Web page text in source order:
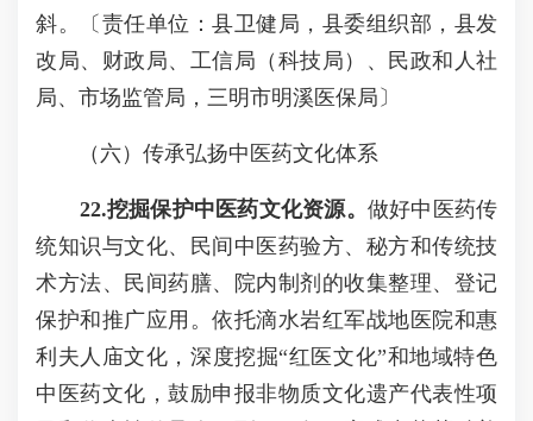
斜。〔责任单位：县卫健局，县委组织部，县发
改局、财政局、工信局（科技局）、民政和人社
局、市场监管局，三明市明溪医保局〕
（六）传承弘扬中医药文化体系
22.挖掘保护中医药文化资源。 做好中医药传
统知识与文化、民间中医药验方、秘方和传统技
术方法、民间药膳、院内制剂的收集整理、登记
保护和推广应用。依托滴水岩红军战地医院和惠
利夫人庙文化，深度挖掘“红医文化”和地域特色
中医药文化，鼓励申报非物质文化遗产代表性项